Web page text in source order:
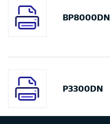
BP8000DN
P3300DN